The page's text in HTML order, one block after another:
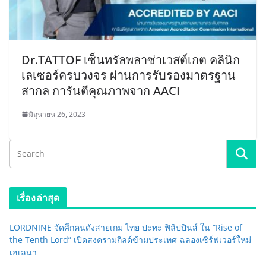
Dr.TATTOF เซ็นทรัลพลาซ่าเวสต์เกต คลินิก
เลเซอร์ครบวงจร ผ่านการรับรองมาตรฐาน
สากล การันตีคุณภาพจาก AACI
มิถุนายน 26, 2023
เรื่องล่าสุด
LORDNINE จัดศึกคนดังสายเกม ไทย ปะทะ ฟิลิปปินส์ ใน “Rise of
the Tenth Lord” เปิดสงครามกิลด์ข้ามประเทศ ฉลองเซิร์ฟเวอร์ใหม่
เฮเลนา